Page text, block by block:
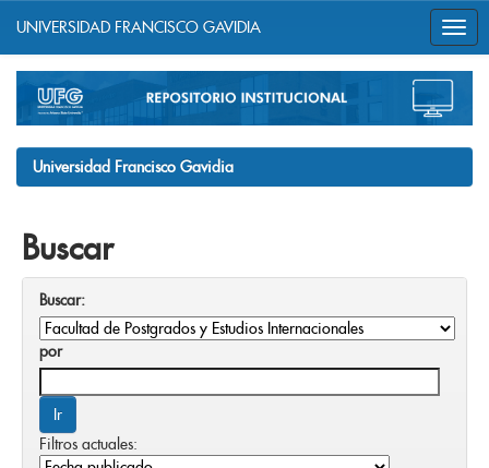
navigation
UNIVERSIDAD FRANCISCO GAVIDIA
Universidad Francisco Gavidia
Buscar
Buscar:
por
Filtros actuales: